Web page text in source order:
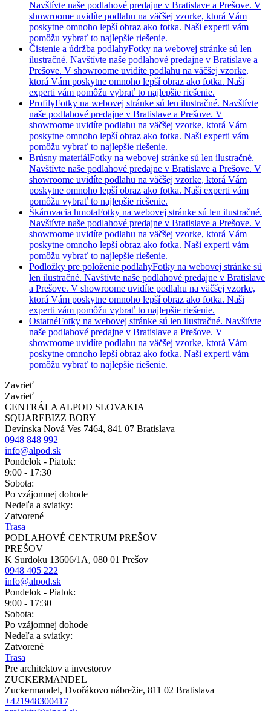
Navštívte naše podlahové predajne v Bratislave a Prešove. V
showroome uvidíte podlahu na väčšej vzorke, ktorá Vám
poskytne omnoho lepší obraz ako fotka. Naši experti vám
pomôžu vybrať to najlepšie riešenie.
Čistenie a údržba podlahyFotky na webovej stránke sú len
ilustračné. Navštívte naše podlahové predajne v Bratislave a
Prešove. V showroome uvidíte podlahu na väčšej vzorke,
ktorá Vám poskytne omnoho lepší obraz ako fotka. Naši
experti vám pomôžu vybrať to najlepšie riešenie.
ProfilyFotky na webovej stránke sú len ilustračné. Navštívte
naše podlahové predajne v Bratislave a Prešove. V
showroome uvidíte podlahu na väčšej vzorke, ktorá Vám
poskytne omnoho lepší obraz ako fotka. Naši experti vám
pomôžu vybrať to najlepšie riešenie.
Brúsny materiálFotky na webovej stránke sú len ilustračné.
Navštívte naše podlahové predajne v Bratislave a Prešove. V
showroome uvidíte podlahu na väčšej vzorke, ktorá Vám
poskytne omnoho lepší obraz ako fotka. Naši experti vám
pomôžu vybrať to najlepšie riešenie.
Škárovacia hmotaFotky na webovej stránke sú len ilustračné.
Navštívte naše podlahové predajne v Bratislave a Prešove. V
showroome uvidíte podlahu na väčšej vzorke, ktorá Vám
poskytne omnoho lepší obraz ako fotka. Naši experti vám
pomôžu vybrať to najlepšie riešenie.
Podložky pre položenie podlahyFotky na webovej stránke sú
len ilustračné. Navštívte naše podlahové predajne v Bratislave
a Prešove. V showroome uvidíte podlahu na väčšej vzorke,
ktorá Vám poskytne omnoho lepší obraz ako fotka. Naši
experti vám pomôžu vybrať to najlepšie riešenie.
OstatnéFotky na webovej stránke sú len ilustračné. Navštívte
naše podlahové predajne v Bratislave a Prešove. V
showroome uvidíte podlahu na väčšej vzorke, ktorá Vám
poskytne omnoho lepší obraz ako fotka. Naši experti vám
pomôžu vybrať to najlepšie riešenie.
Zavrieť
Zavrieť
CENTRÁLA ALPOD SLOVAKIA
SQUAREBIZZ BORY
Devínska Nová Ves 7464, 841 07 Bratislava
0948 848 992
info@alpod.sk
Pondelok - Piatok:
9:00 - 17:30
Sobota:
Po vzájomnej dohode
Nedeľa a sviatky:
Zatvorené
Trasa
PODLAHOVÉ CENTRUM PREŠOV
PREŠOV
K Surdoku 13606/1A, 080 01 Prešov
0948 405 222
info@alpod.sk
Pondelok - Piatok:
9:00 - 17:30
Sobota:
Po vzájomnej dohode
Nedeľa a sviatky:
Zatvorené
Trasa
Pre architektov a investorov
ZUCKERMANDEL
Zuckermandel, Dvořákovo nábrežie, 811 02 Bratislava
+421948300417